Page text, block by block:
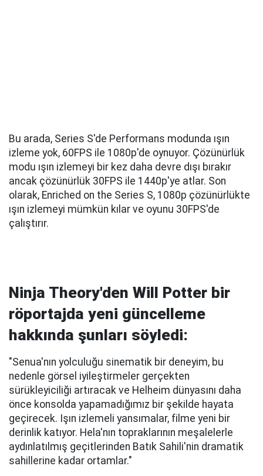
Bu arada, Series S'de Performans modunda ışın
izleme yok, 60FPS ile 1080p'de oynuyor. Çözünürlük
modu ışın izlemeyi bir kez daha devre dışı bırakır
ancak çözünürlük 30FPS ile 1440p'ye atlar. Son
olarak, Enriched on the Series S, 1080p çözünürlükte
ışın izlemeyi mümkün kılar ve oyunu 30FPS'de
çalıştırır.
Ninja Theory'den Will Potter bir
röportajda yeni güncelleme
hakkında şunları söyledi:
"Senua'nın yolculuğu sinematik bir deneyim, bu
nedenle görsel iyileştirmeler gerçekten
sürükleyiciliği artıracak ve Helheim dünyasını daha
önce konsolda yapamadığımız bir şekilde hayata
geçirecek. Işın izlemeli yansımalar, filme yeni bir
derinlik katıyor. Hela'nın topraklarının meşalelerle
aydınlatılmış geçitlerinden Batık Sahili'nin dramatik
sahillerine kadar ortamlar."